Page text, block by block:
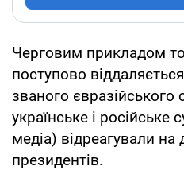
Черговим прикладом
поступово
званого євразійського
українське і російське
медіа) відреагували на
президентів.